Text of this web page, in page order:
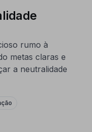
rumo à
metas claras e
a neutralidade